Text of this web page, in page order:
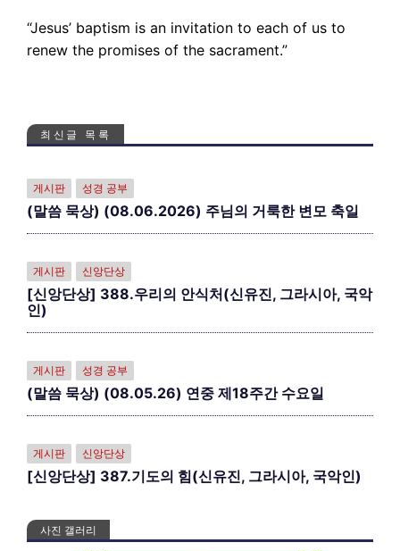
“Jesus’ baptism is an invitation to each of us to
renew the promises of the sacrament.”
최신글 목록
게시판 성경 공부
(말씀 묵상) (08.06.2026) 주님의 거룩한 변모 축일
게시판 신앙단상
[신앙단상] 388.우리의 안식처(신유진, 그라시아, 국악
인)
게시판 성경 공부
(말씀 묵상) (08.05.26) 연중 제18주간 수요일
게시판 신앙단상
[신앙단상] 387.기도의 힘(신유진, 그라시아, 국악인)
사진 갤러리